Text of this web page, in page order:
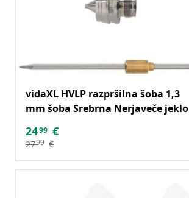
vidaXL HVLP razpršilna šoba 1,3
mm šoba Srebrna Nerjaveče jeklo
2499 €
2799 €